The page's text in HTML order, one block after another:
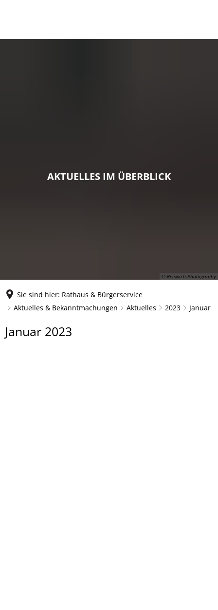
© Reiswich.Photography
AKTUELLES IM ÜBERBLICK
Sie sind hier: Rathaus & Bürgerservice
Aktuelles & Bekanntmachungen
Aktuelles 2023 Januar
Januar
Januar 2023